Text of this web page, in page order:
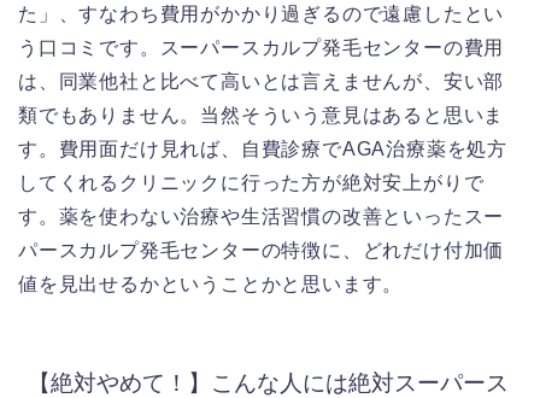
た」、すなわち費用がかかり過ぎるので遠慮したとい
う口コミです。スーパースカルプ発毛センターの費用
は、同業他社と比べて高いとは言えませんが、安い部
類でもありません。当然そういう意見はあると思いま
す。費用面だけ見れば、自費診療でAGA治療薬を処方
してくれるクリニックに行った方が絶対安上がりで
す。薬を使わない治療や生活習慣の改善といったスー
パースカルプ発毛センターの特徴に、どれだけ付加価
値を見出せるかということかと思います。
【絶対やめて！】こんな人には絶対スーパース